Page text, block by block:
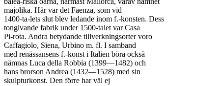
majolika. Här var det Faenza, som vid
1400-ta-lets slut blev ledande inom f.-konsten. Dess
tongivande fabrik under 1500-talet var Casa
Pi-rota. Andra betydande tillverkningsorter voro
Caffagiolo, Siena, Urbino m. fl. I samband
med renässansens f.-konst i Italien böra också
nämnas Luca della Robbia (1399—1482) och
hans brorson Andrea (1432—1528) med sin
skulpturkonst. Den förre har väl ej